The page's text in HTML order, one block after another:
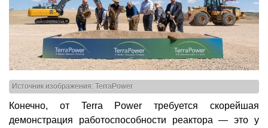
Источник изображения: TerraPower
Конечно, от Terra Power требуется скорейшая
демонстрация работоспособности реактора — это у